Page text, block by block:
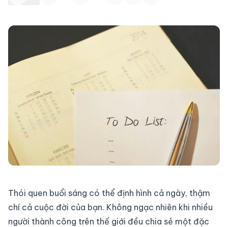
Thói quen buổi sáng có thể định hình cả ngày, thậm
chí cả cuộc đời của bạn. Không ngạc nhiên khi nhiều
người thành công trên thế giới đều chia sẻ một đặc